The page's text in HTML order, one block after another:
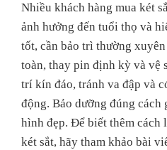
Nhiều khách hàng mua két
ảnh hưởng đến tuổi thọ và
tốt, cần bảo trì thường
toàn, thay pin định kỳ và vệ
trí kín đáo, tránh va đập và
động. Bảo dưỡng đúng
hình đẹp. Để biết thêm cách
két sắt, hãy tham khảo bài